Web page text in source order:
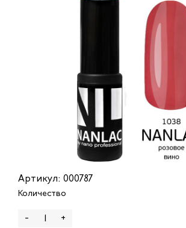
Артикул: 000787
Количество
- +